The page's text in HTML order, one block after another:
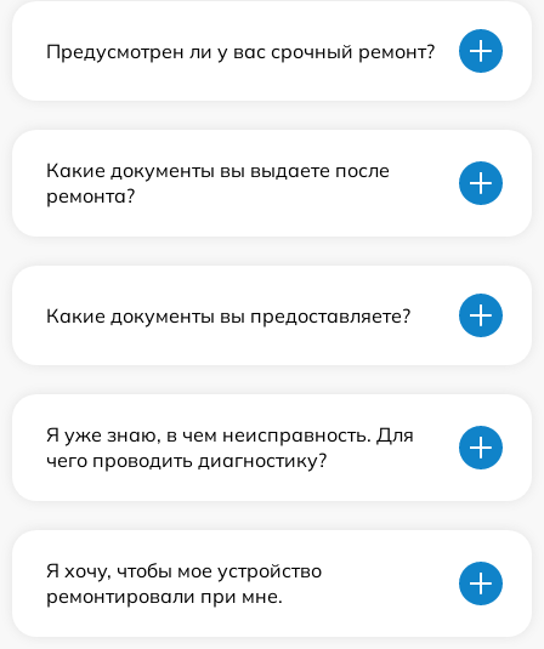
Предусмотрен ли у вас срочный ремонт?
Какие документы вы выдаете после
ремонта?
Какие документы вы предоставляете?
Я уже знаю, в чем неисправность. Для
чего проводить диагностику?
Я хочу, чтобы мое устройство
ремонтировали при мне.